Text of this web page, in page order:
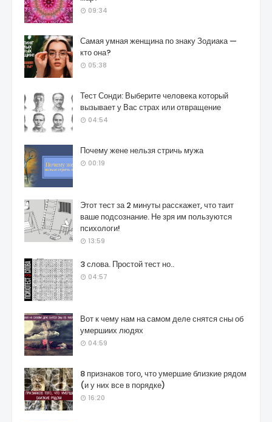
09:34
Самая умная женщина по знаку Зодиака —
кто она?
05:38
Тест Сонди: Выберите человека который
вызывает у Вас страх или отвращение
04:54
Почему жене нельзя стричь мужа
00:19
Этот тест за 2 минуты расскажет, что таит
ваше подсознание. Не зря им пользуются
психологи!
13:59
3 слова. Простой тест но..
04:57
Вот к чему нам на самом деле снятся сны об
умершиих людях
04:59
8 признаков того, что умершие близкие рядом
(и у них все в порядке)
16:20